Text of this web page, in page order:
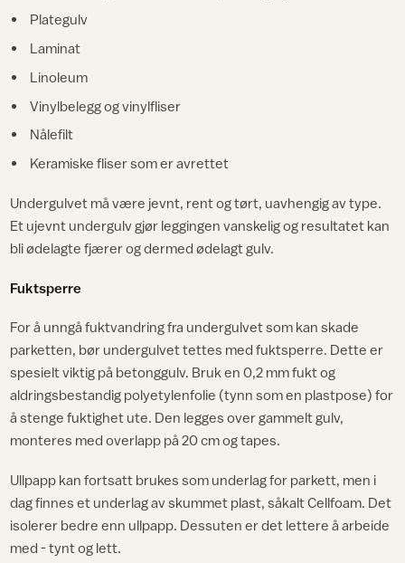
Plategulv
Laminat
Linoleum
Vinylbelegg og vinylfliser
Nålefilt
Keramiske fliser som er avrettet
Undergulvet må være jevnt, rent og tørt, uavhengig av type.
Et ujevnt undergulv gjør leggingen vanskelig og resultatet kan
bli ødelagte fjærer og dermed ødelagt gulv.
Fuktsperre
For å unngå fuktvandring fra undergulvet som kan skade
parketten, bør undergulvet tettes med fuktsperre. Dette er
spesielt viktig på betonggulv. Bruk en 0,2 mm fukt og
aldringsbestandig polyetylenfolie (tynn som en plastpose) for
å stenge fuktighet ute. Den legges over gammelt gulv,
monteres med overlapp på 20 cm og tapes.
Ullpapp kan fortsatt brukes som underlag for parkett, men i
dag finnes et underlag av skummet plast, såkalt Cellfoam. Det
isolerer bedre enn ullpapp. Dessuten er det lettere å arbeide
med - tynt og lett.